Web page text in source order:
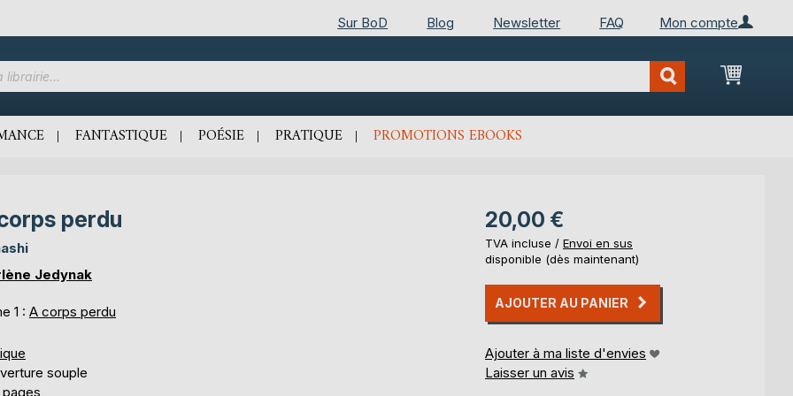
Mon compte
Sur BoD Blog Newsletter FAQ
Mon
FANTASTIQUE POÉSIE PRATIQUE PROMOTIONS EBOOKS
perdu
Jedynak
1 : A corps perdu
souple
20,00 €
TVA incluse / Envoi en sus
disponible (dès maintenant)
AJOUTER AU PANIER
Ajouter à ma liste d'envies
Laisser un avis